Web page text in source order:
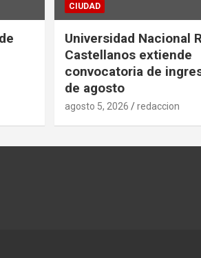
CIUDAD
Universidad Nacional
Castellanos extiende
convocatoria de
de agosto
agosto 5, 2026 redaccion